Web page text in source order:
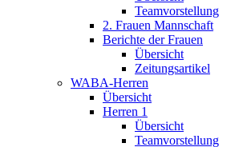
Teamvorstellung
2. Frauen Mannschaft
Berichte der Frauen
Übersicht
Zeitungsartikel
WABA-Herren
Übersicht
Herren 1
Übersicht
Teamvorstellung